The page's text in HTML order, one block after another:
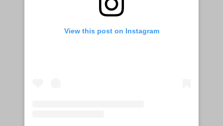
View this post on Instagram